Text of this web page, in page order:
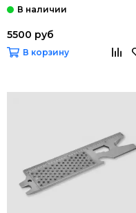
5500 руб
В корзину